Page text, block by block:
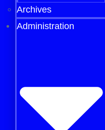
Archives
Administration